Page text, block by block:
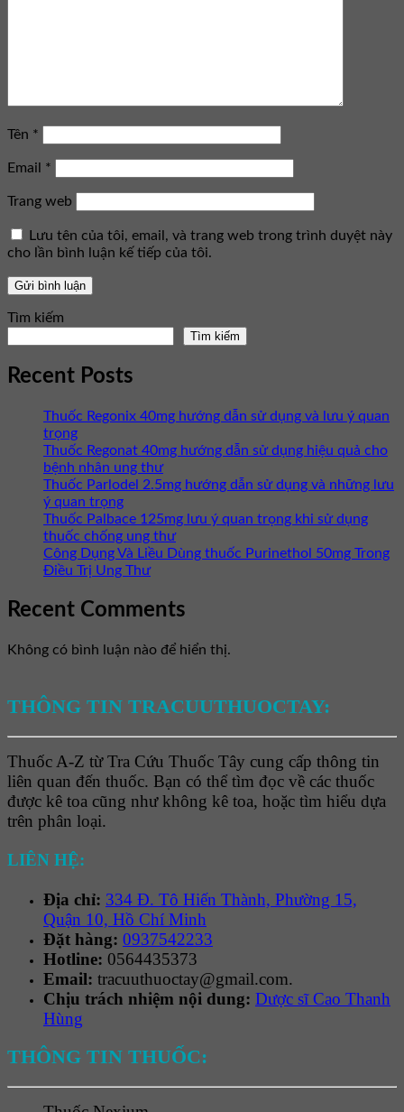
Tên *
Email *
Trang web
Lưu tên của tôi, email, và trang web trong trình duyệt này
cho lần bình luận kế tiếp của tôi.
Tìm kiếm
Tìm kiếm
Recent Posts
Thuốc Regonix 40mg hướng dẫn sử dụng và lưu ý quan
trọng
Thuốc Regonat 40mg hướng dẫn sử dụng hiệu quả cho
bệnh nhân ung thư
Thuốc Parlodel 2.5mg hướng dẫn sử dụng và những lưu
ý quan trọng
Thuốc Palbace 125mg lưu ý quan trọng khi sử dụng
thuốc chống ung thư
Công Dụng Và Liều Dùng thuốc Purinethol 50mg Trong
Điều Trị Ung Thư
Recent Comments
Không có bình luận nào để hiển thị.
THÔNG TIN TRACUUTHUOCTAY:
Thuốc A-Z từ Tra Cứu Thuốc Tây cung cấp thông tin
liên quan đến thuốc. Bạn có thể tìm đọc về các thuốc
được kê toa cũng như không kê toa, hoặc tìm hiểu dựa
trên phân loại.
LIÊN HỆ:
Địa chỉ: 334 Đ. Tô Hiến Thành, Phường 15,
Quận 10, Hồ Chí Minh
Đặt hàng: 0937542233
Hotline: 0564435373
Email: tracuuthuoctay@gmail.com.
Chịu trách nhiệm nội dung: Dược sĩ Cao Thanh
Hùng
THÔNG TIN THUỐC: